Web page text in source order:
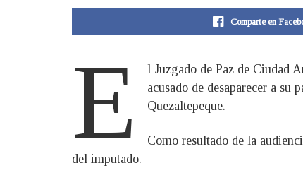
Comparte en
E
l Juzgado de Paz de Ciudad
acusado de desaparecer a su
Quezaltepeque.
Como resultado de la
del imputado.